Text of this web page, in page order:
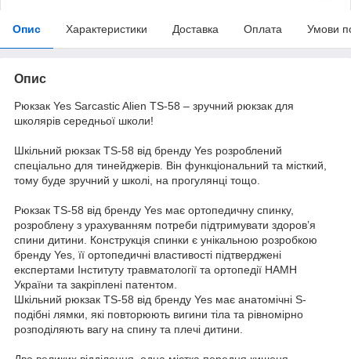
Опис Характеристики Доставка Оплата Умови
Опис
Рюкзак Yes Sarcastic Alien TS-58 – зручний рюкзак для
школярів середньої школи!
Шкільний рюкзак TS-58 від бренду Yes розроблений
спеціально для тинейджерів. Він функціональний та місткий,
тому буде зручний у школі, на прогулянці тощо.
Рюкзак TS-58 від бренду Yes має ортопедичну спинку,
розроблену з урахуванням потреби підтримувати здоров’я
спини дитини. Конструкція спинки є унікальною розробкою
бренду Yes, її ортопедичні властивості підтверджені
експертами Інституту травматології та ортопедії НАМН
України та закріплені патентом.
Шкільний рюкзак TS-58 від бренду Yes має анатомічні S-
подібні лямки, які повторюють вигини тіла та рівномірно
розподіляють вагу на спину та плечі дитини.